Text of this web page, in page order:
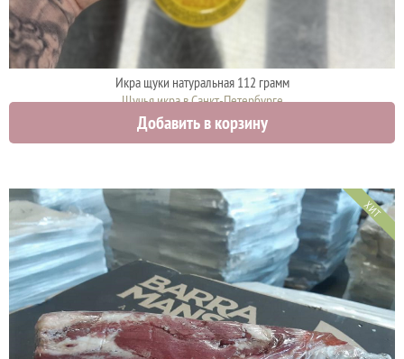
Икра щуки натуральная 112 грамм
Щучья икра в Санкт-Петербурге
920 руб.
Добавить в корзину
ХИТ